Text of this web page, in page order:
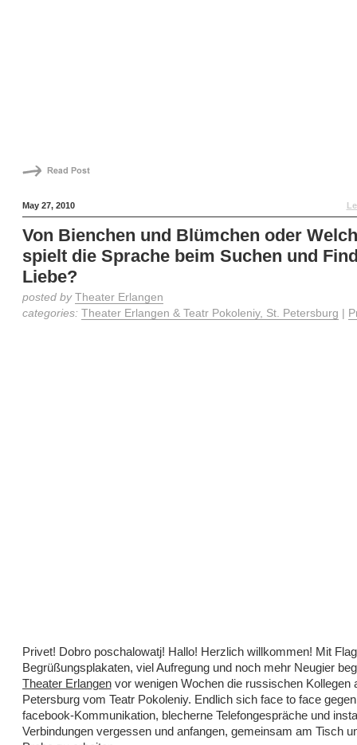
May 27, 2010
Von Bienchen und Blümchen oder
spielt die Sprache beim Suchen und
Liebe?
posted by Theater Erlangen
categories: Theater Erlangen & Teatr Pokoleniy, St. Petersburg
Privet! Dobro poschalowatj! Hallo! Herzlich willkommen! Mit
Begrüßungsplakaten, viel Aufregung und noch mehr Neugier
Theater Erlangenvor wenigen Wochen die russischen Kollegen
Petersburg vom Teatr Pokoleniy. Endlich sich face to face
facebook-Kommunikation, blecherne Telefongespräche und
Verbindungen vergessen und anfangen, gemeinsam am Tisch